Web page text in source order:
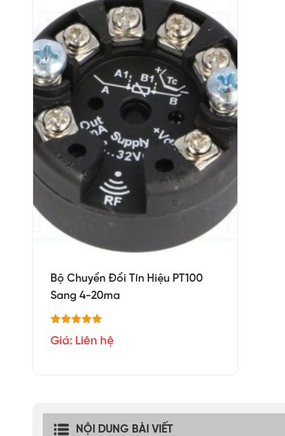
Bộ Chuyển Đổi Tín Hiệu PT100
Sang 4-20ma
Giá: Liên hệ
NỘI DUNG BÀI VIẾT